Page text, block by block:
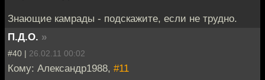
Знающие камрады - подскажите, если не трудно.
П.Д.О. »
#40 | 26.02.11 00:02
Кому: Александр1988, #11